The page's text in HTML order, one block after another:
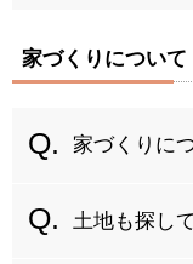
家づくりについて
家づくりに
土地も探し